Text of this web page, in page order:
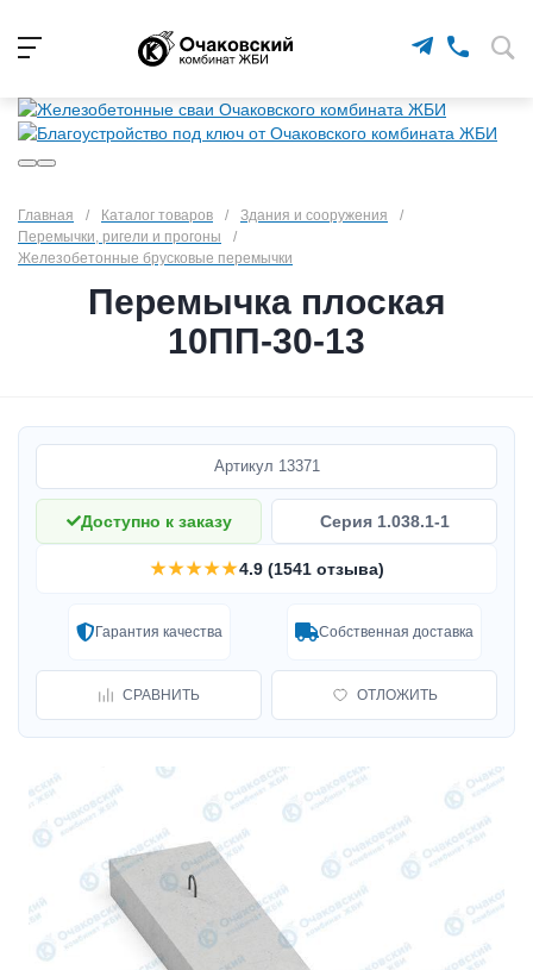
Главная / Каталог товаров / Здания и сооружения
/
Перемычки, ригели и прогоны
/
Железобетонные брусковые перемычки
Перемычка плоская
10ПП-30-13
Артикул 13371
Доступно к заказу Серия 1.038.1-1
★★★★★4.9 (1541 отзыва)
Гарантия качества Собственная доставка
СРАВНИТЬ ОТЛОЖИТЬ